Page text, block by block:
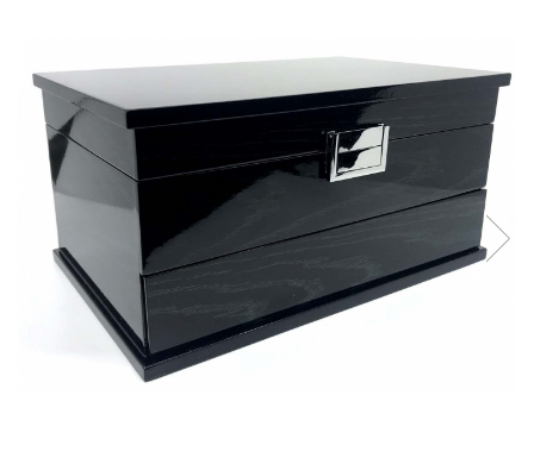
Selectii
Reduceri
Cele mai noi
Cele mai vandute
Cele mai votate
Cu video
Pret
0 Lei - 100 Lei
100 Lei - 200 Lei
200 Lei - 300 Lei
300 Lei - 500 Lei